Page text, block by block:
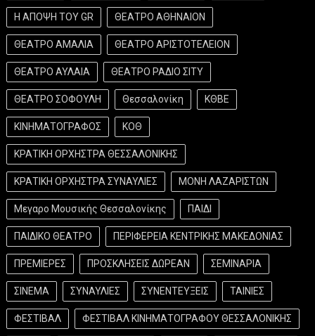
Η ΑΠΟΨΗ ΤΟΥ GR ΘΕΑΤΡΟ ΑΘΗΝΑΙΟΝ
ΘΕΑΤΡΟ ΑΜΑΛΙΑ ΘΕΑΤΡΟ ΑΡΙΣΤΟΤΕΛΕΙΟΝ
ΘΕΑΤΡΟ ΑΥΛΑΙΑ ΘΕΑΤΡΟ ΡΑΔΙΟ ΣΙΤΥ
ΘΕΑΤΡΟ ΣΟΦΟΥΛΗ Θεσσαλονίκη ΚΘΒΕ
ΚΙΝΗΜΑΤΟΓΡΑΦΟΣ ΚΟΘ
ΚΡΑΤΙΚΗ ΟΡΧΗΣΤΡΑ ΘΕΣΣΑΛΟΝΙΚΗΣ
ΚΡΑΤΙΚΗ ΟΡΧΗΣΤΡΑ ΣΥΝΑΥΛΙΕΣ ΜΟΝΗ ΛΑΖΑΡΙΣΤΩΝ
Μεγαρο Μουσικής Θεσσαλονίκης ΠΑΙΔΙ
ΠΑΙΔΙΚΟ ΘΕΑΤΡΟ ΠΕΡΙΦΕΡΕΙΑ ΚΕΝΤΡΙΚΗΣ ΜΑΚΕΔΟΝΙΑΣ
ΠΡΕΜΙΕΡΕΣ ΠΡΟΣΚΛΗΣΕΙΣ ΔΩΡΕΑΝ ΣΕΜΙΝΑΡΙΑ
ΣΙΝΕΜΑ ΣΥΝΑΥΛΙΕΣ ΣΥΝΕΝΤΕΥΞΕΙΣ ΤΑΙΝΙΕΣ
ΦΕΣΤΙΒΑΛ ΦΕΣΤΙΒΑΛ ΚΙΝΗΜΑΤΟΓΡΑΦΟΥ ΘΕΣΣΑΛΟΝΙΚΗΣ